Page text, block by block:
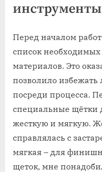
Перед началом
список
материалов. Это
позволило
посреди процесса.
специальные щётки
жесткую и мягкую.
справлялась с
мягкая – для
щеток, мне